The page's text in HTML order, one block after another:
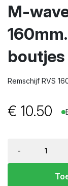
M-
boutjes
Remschijf RVS
€ 10.50
-